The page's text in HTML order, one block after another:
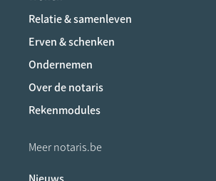
Relatie & samenleven
Erven & schenken
Ondernemen
Over de notaris
Rekenmodules
Meer notaris.be